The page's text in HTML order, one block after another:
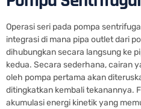
Operasi seri pada pompa
integrasi di mana pipa outlet dari
dihubungkan secara langsung ke
kedua. Secara sederhana, cairan
oleh pompa pertama akan
ditingkatkan kembali tekanannya.
akumulasi energi kinetik yang